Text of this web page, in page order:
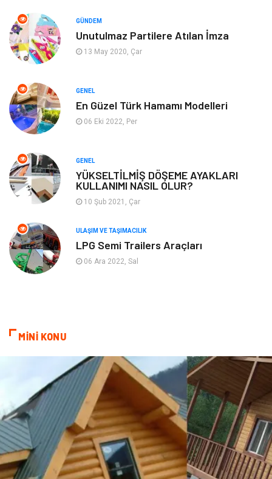
Organizasyon Mobilya
Tatil Finans & Ekonomi
Turizm
Aksesuar
Plastik
Ambalaj Eğlence
Pazarlama
televizyon
Bebek Giyim Dernekler ve Birlikler
çiçek İnternet
Tarım & Hayvancılık Endüstriyel Ürünler
GÜNDEM
Unutulmaz Partilere Atılan İmza
13 May 2020, Çar
GENEL
En Güzel Türk Hamamı Modelleri
06 Eki 2022, Per
GENEL
YÜKSELTİLMİŞ DÖŞEME AYAKLARI
KULLANIMI NASIL OLUR?
10 Şub 2021, Çar
ULAŞIM VE TAŞIMACILIK
LPG Semi Trailers Araçları
06 Ara 2022, Sal
MİNİ KONU